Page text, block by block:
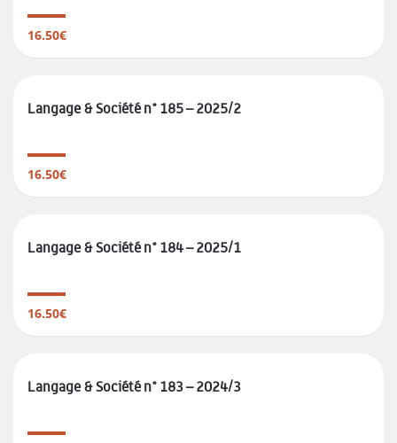
16.50€
Langage & Société n° 185 – 2025/2
16.50€
Langage & Société n° 184 – 2025/1
16.50€
Langage & Société n° 183 – 2024/3